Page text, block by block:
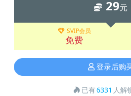
29元
SVIP会员
免费
登录后购
已有6331 人解